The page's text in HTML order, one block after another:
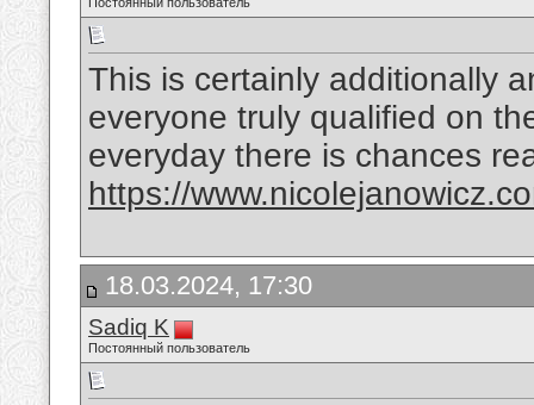
This is certainly additionally
everyone truly qualified on
everyday there is chances
https://
18.03.2024, 17:30
Sadiq K
Постоянный пользователь